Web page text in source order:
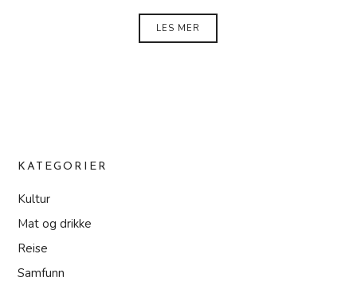
LES MER
KATEGORIER
Kultur
Mat og drikke
Reise
Samfunn